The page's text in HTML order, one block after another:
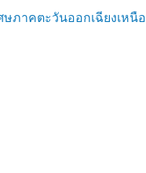
ภาคตะวันออกเฉียงเหนือ